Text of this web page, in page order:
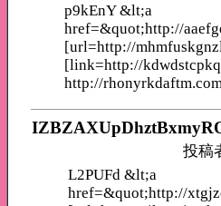
p9kEnY &lt;a
href=&quot;http://
[url=http://
[link=http://
http://
投稿
L2PUFd &lt;a
href=&quot;http://